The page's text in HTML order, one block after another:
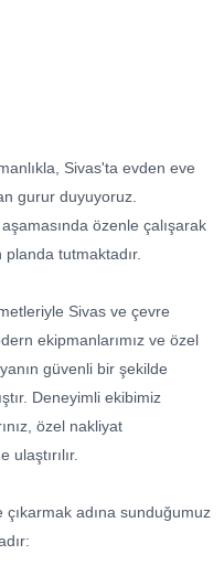
Sivas'ta evden eve
gurur duyuyoruz.
özenle çalışarak
tutmaktadır.
Sivas ve çevre
ekipmanlarımız ve özel
güvenli bir şekilde
Deneyimli ekibimiz
özel nakliyat
ulaştırılır.
adına sunduğumuz